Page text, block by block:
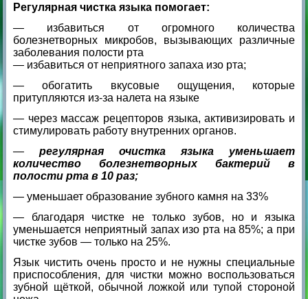
Регулярная чистка языка помогает:
— избавиться от огромного количества
болезнетворных микробов, вызывающих различные
заболевания полости рта
— избавиться от неприятного запаха изо рта;
— обогатить вкусовые ощущения, которые
притупляются из-за налета на языке
— через массаж рецепторов языка, активизировать и
стимулировать работу внутренних органов.
—регулярная очистка языка уменьшает
количество болезнетворных бактерий в
полости рта в 10 раз;
— уменьшает образование зубного камня на 33%
— благодаря чистке не только зубов, но и языка
уменьшается неприятный запах изо рта на 85%; а при
чистке зубов — только на 25%.
Язык чистить очень просто и не нужны специальные
приспособления, для чистки можно воспользоваться
зубной щёткой, обычной ложкой или тупой стороной